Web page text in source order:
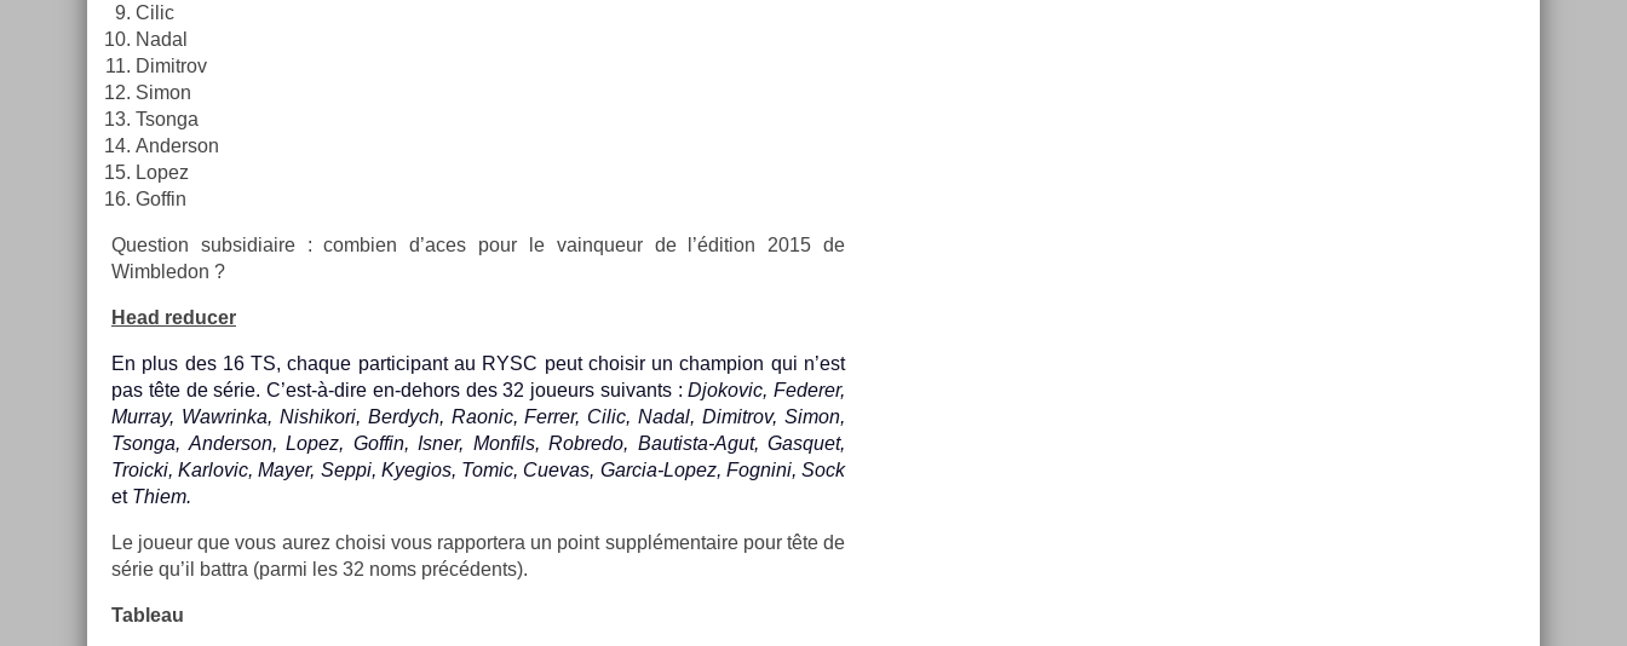
Cilic
Nadal
Di­mit­rov
Simon
Tson­ga
An­der­son
Lopez
Gof­fin
Ques­tion sub­sidiaire : com­bi­en d’aces pour le vain­queur de l’édi­tion 2015 de
Wimbledon ?
Head re­duc­er
En plus des 16 TS, chaque par­ticipant au RYSC peut choisir un champ­ion qui n’est
pas tête de série. C’est-à-dire en-dehors des 32 joueurs suivants :Djokovic, Feder­er,
Mur­ray, Waw­rinka, Nis­hikori, Be­rdych, Raonic, Ferr­er, Cilic, Nadal, Di­mit­rov, Simon,
Tson­ga, An­der­son, Lopez, Gof­fin, Isner, Mon­fils, Rob­redo, Bautista-Agut, Gas­quet,
Troic­ki, Kar­lovic, Mayer, Seppi, Kyegios, Tomic, Cuevas, Garcia-Lopez, Fog­nini, Sock
etThiem.
Le joueur que vous aurez choisi vous rap­portera un point sup­plémen­taire pour tête de
série qu’il battra (parmi les 32 noms précédents).
Tab­leau